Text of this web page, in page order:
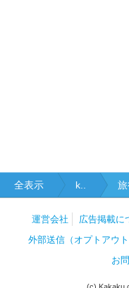
全表示 k..
運営会社 広告掲載に
外部送信（オプトアウト
お